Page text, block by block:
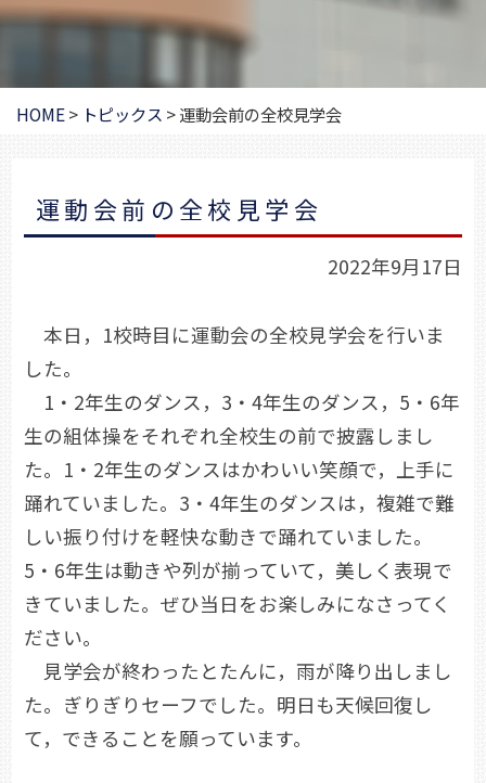
プ
HOME> トピックス >運動会前の全校見学会
運動会前の全校見学会
2022年9月17日
本日，1校時目に運動会の全校見学会を行いま
した。
1・2年生のダンス，3・4年生のダンス，5・6年
生の組体操をそれぞれ全校生の前で披露しまし
た。1・2年生のダンスはかわいい笑顔で，上手に
踊れていました。3・4年生のダンスは，複雑で難
しい振り付けを軽快な動きで踊れていました。
5・6年生は動きや列が揃っていて，美しく表現で
きていました。ぜひ当日をお楽しみになさってく
ださい。
見学会が終わったとたんに，雨が降り出しまし
た。ぎりぎりセーフでした。明日も天候回復し
て，できることを願っています。